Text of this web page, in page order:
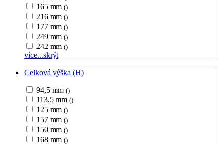
165 mm ()
216 mm ()
177 mm ()
249 mm ()
242 mm ()
více...skrýt
Celková výška (H)
94,5 mm ()
113,5 mm ()
125 mm ()
157 mm ()
150 mm ()
168 mm ()